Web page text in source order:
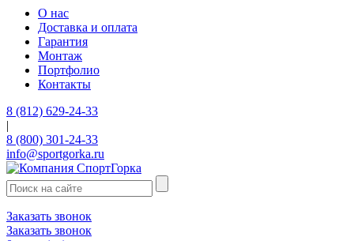
О нас
Доставка и оплата
Гарантия
Монтаж
Портфолио
Контакты
8 (812) 629-24-33
|
8 (800) 301-24-33
info@sportgorka.ru
Заказать звонок
Заказать звонок